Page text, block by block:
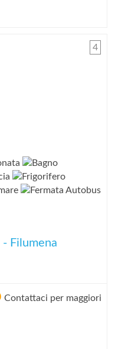
- Filumena
4
Contattaci per maggiori